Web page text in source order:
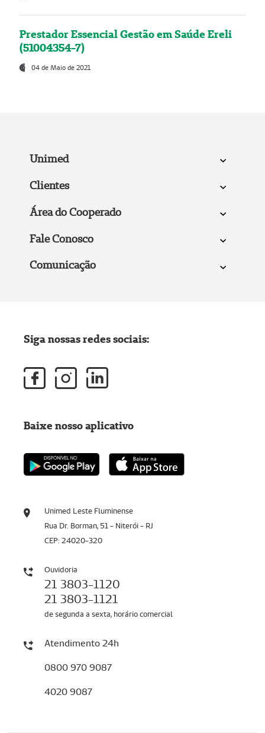
Prestador Essencial Gestão em Saúde Ereli
(51004354-7)
04 de Maio de 2021
Unimed
Clientes
Área do Cooperado
Fale Conosco
Comunicação
Unimed Leste Fluminense
Rua Dr. Borman, 51 - Niterói - RJ
CEP: 24020-320
Ouvidoria
21 3803-1120
21 3803-1121
de segunda a sexta, horário comercial
Atendimento 24h
0800 970 9087
4020 9087
Siga nossas redes sociais:
Baixe nosso aplicativo